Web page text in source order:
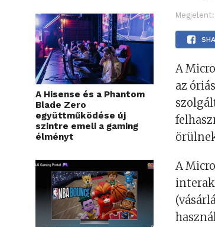
A Hisense és a Phantom
Blade Zero
együttműködése új
szintre emeli a gaming
élményt
Megjelent:
A
az
A